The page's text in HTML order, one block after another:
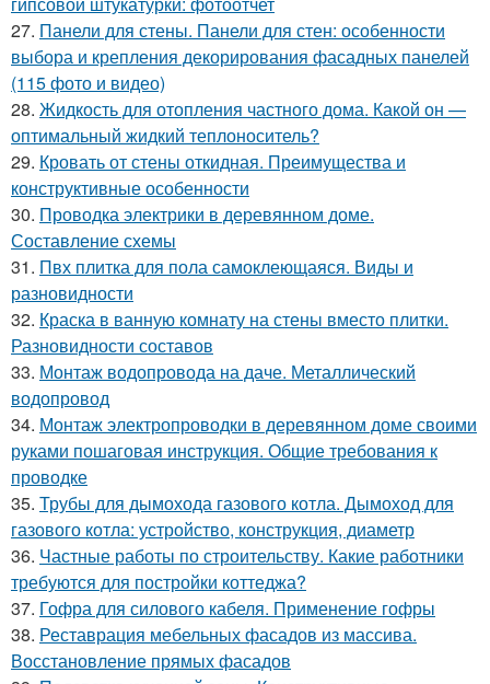
27. Панели для стены. Панели для стен: особенности
выбора и крепления декорирования фасадных панелей
(115 фото и видео)
28. Жидкость для отопления частного дома. Какой он —
оптимальный жидкий теплоноситель?
29. Кровать от стены откидная. Преимущества и
конструктивные особенности
30. Проводка электрики в деревянном доме.
Составление схемы
31. Пвх плитка для пола самоклеющаяся. Виды и
разновидности
32. Краска в ванную комнату на стены вместо плитки.
Разновидности составов
33. Монтаж водопровода на даче. Металлический
водопровод
34. Монтаж электропроводки в деревянном доме своими
руками пошаговая инструкция. Общие требования к
проводке
35. Трубы для дымохода газового котла. Дымоход для
газового котла: устройство, конструкция, диаметр
36. Частные работы по строительству. Какие работники
требуются для постройки коттеджа?
37. Гофра для силового кабеля. Применение гофры
38. Реставрация мебельных фасадов из массива.
Восстановление прямых фасадов